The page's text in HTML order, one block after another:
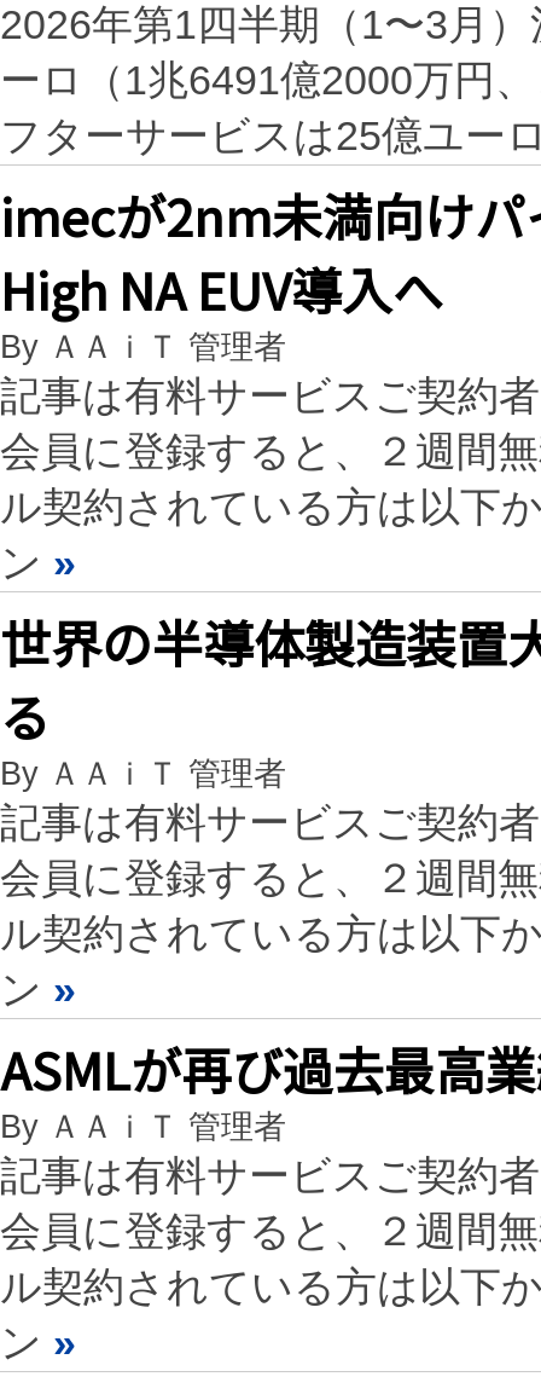
2026年第1四半期（1〜3月
ーロ（1兆6491億2000万円
フターサービスは25億ユー
imecが2nm未満向け
High NA EUV導入へ
By ＡＡｉＴ 管理者
記事は有料サービスご契約
会員に登録すると、２週間
ル契約されている方は以下
ン »
世界の半導体製造装置
る
By ＡＡｉＴ 管理者
記事は有料サービスご契約
会員に登録すると、２週間
ル契約されている方は以下
ン »
ASMLが再び過去最高
By ＡＡｉＴ 管理者
記事は有料サービスご契約
会員に登録すると、２週間
ル契約されている方は以下
ン »